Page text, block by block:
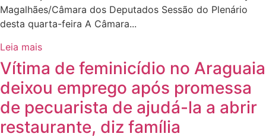
Magalhães/Câmara dos Deputados Sessão do Plenário
desta quarta-feira A Câmara...
Leia mais
Vítima de feminicídio no Araguaia
deixou emprego após promessa
de pecuarista de ajudá-la a abrir
restaurante, diz família